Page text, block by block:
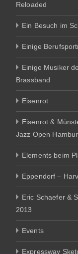
Reloaded
Ein Besuch im
Einige
Einige Musiker
Brassband
Eisenrot
Eisenrot &
Jazz Open
Elements beim
Eppendorf –
Eric Schaefer &
2013
Events
Expressway